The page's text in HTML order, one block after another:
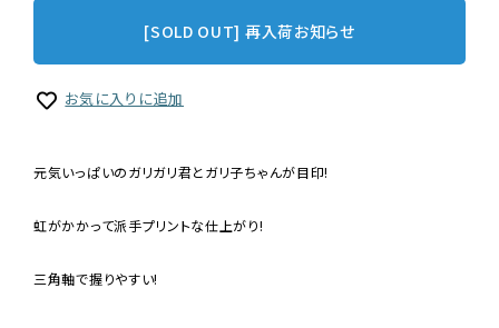
[SOLD OUT] 再入荷お知らせ
お気に入りに追加
元気いっぱいのガリガリ君とガリ子ちゃんが目印!
虹がかかって派手プリントな仕上がり!
三角軸で握りやすい!